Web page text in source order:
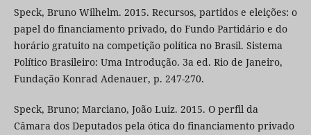
Speck, Bruno Wilhelm. 2015. Recursos, partidos e eleições: o
papel do financiamento privado, do Fundo Partidário e do
horário gratuito na competição política no Brasil. Sistema
Político Brasileiro: Uma Introdução. 3a ed. Rio de Janeiro,
Fundação Konrad Adenauer, p. 247-270.
Speck, Bruno; Marciano, João Luiz. 2015. O perfil da
Câmara dos Deputados pela ótica do financiamento privado